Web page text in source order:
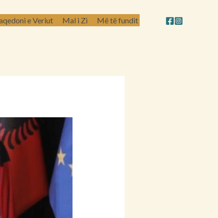
e Veriut Mal i Zi Më të fundit